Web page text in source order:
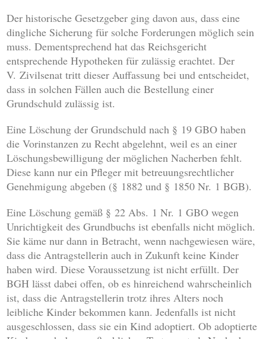
Der historische Gesetzgeber ging davon aus, dass eine
dingliche Sicherung für solche Forderungen möglich sein
muss. Dementsprechend hat das Reichsgericht
entsprechende Hypotheken für zulässig erachtet. Der
V. Zivilsenat tritt dieser Auffassung bei und entscheidet,
dass in solchen Fällen auch die Bestellung einer
Grundschuld zulässig ist.
Eine Löschung der Grundschuld nach § 19 GBO haben
die Vorinstanzen zu Recht abgelehnt, weil es an einer
Löschungsbewilligung der möglichen Nacherben fehlt.
Diese kann nur ein Pfleger mit betreuungsrechtlicher
Genehmigung abgeben (§ 1882 und § 1850 Nr. 1 BGB).
Eine Löschung gemäß § 22 Abs. 1 Nr. 1 GBO wegen
Unrichtigkeit des Grundbuchs ist ebenfalls nicht möglich.
Sie käme nur dann in Betracht, wenn nachgewiesen wäre,
dass die Antragstellerin auch in Zukunft keine Kinder
haben wird. Diese Voraussetzung ist nicht erfüllt. Der
BGH lässt dabei offen, ob es hinreichend wahrscheinlich
ist, dass die Antragstellerin trotz ihres Alters noch
leibliche Kinder bekommen kann. Jedenfalls ist nicht
ausgeschlossen, dass sie ein Kind adoptiert. Ob adoptierte